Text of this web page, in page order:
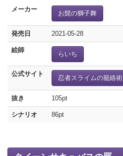
メーカー
お髭の獅子舞
発売日 2021-05-28
絵師
らいち
公式サイト
忍者スライムの籠絡術
抜き 105pt
シナリオ 86pt